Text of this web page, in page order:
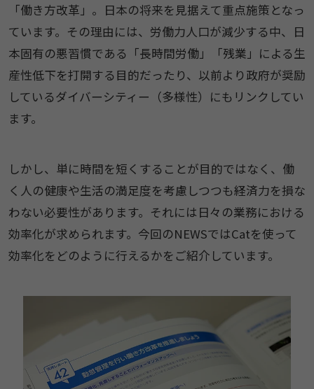
「働き方改革」。日本の将来を見据えて重点施策となっ
ています。その理由には、労働力人口が減少する中、日
本固有の悪習慣である「長時間労働」「残業」による生
産性低下を打開する目的だったり、以前より政府が奨励
しているダイバーシティー（多様性）にもリンクしてい
ます。
しかし、単に時間を短くすることが目的ではなく、働
く人の健康や生活の満足度を考慮しつつも経済力を損な
わない必要性があります。それには日々の業務における
効率化が求められます。今回のNEWSではCatを使って
効率化をどのように行えるかをご紹介しています。